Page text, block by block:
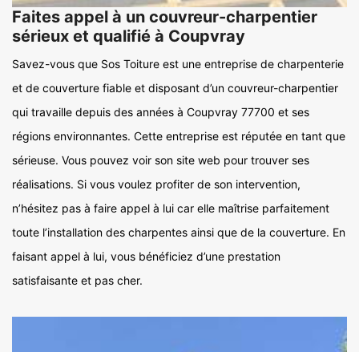
Faites appel à un couvreur-charpentier
sérieux et qualifié à Coupvray
Savez-vous que Sos Toiture est une entreprise de charpenterie
et de couverture fiable et disposant d’un couvreur-charpentier
qui travaille depuis des années à Coupvray 77700 et ses
régions environnantes. Cette entreprise est réputée en tant que
sérieuse. Vous pouvez voir son site web pour trouver ses
réalisations. Si vous voulez profiter de son intervention,
n’hésitez pas à faire appel à lui car elle maîtrise parfaitement
toute l’installation des charpentes ainsi que de la couverture. En
faisant appel à lui, vous bénéficiez d’une prestation
satisfaisante et pas cher.